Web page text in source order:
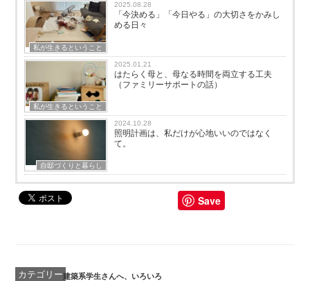
私が生きるということ
2025.08.28
「今決める」「今日やる」の大切さをかみし
める日々
私が生きるということ
2025.01.21
はたらく母と、母なる時間を両立する工夫
（ファミリーサポートの話）
自邸づくりと暮らし
2024.10.28
照明計画は、私だけが心地いいのではなく
て。
Save
カ
建築系学生さんへ、 いろいろ